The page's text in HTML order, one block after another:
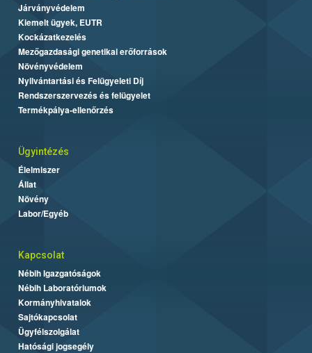
Járványvédelem
Kiemelt ügyek, EUTR
Kockázatkezelés
Mezőgazdasági genetikai erőforrások
Növényvédelem
Nyilvántartási és Felügyeleti Díj
Rendszerszervezés és felügyelet
Termékpálya-ellenőrzés
Ügyintézés
Élelmiszer
Állat
Növény
Labor/Egyéb
Kapcsolat
Nébih Igazgatóságok
Nébih Laboratóriumok
Kormányhivatalok
Sajtókapcsolat
Ügyfélszolgálat
Hatósági jogsegély